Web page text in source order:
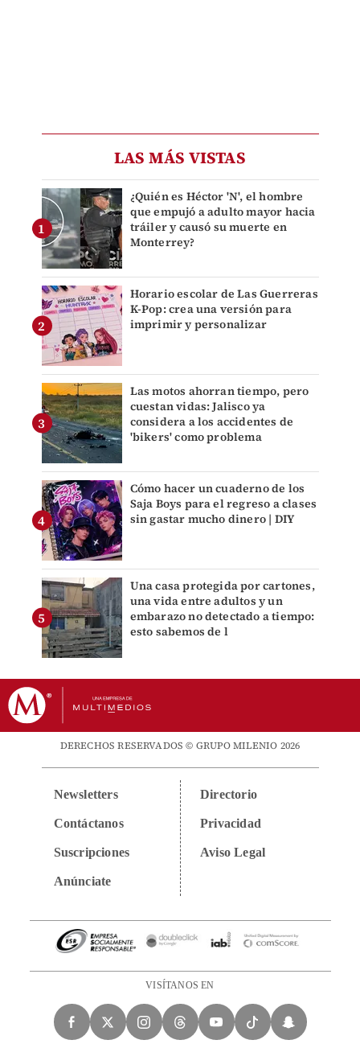
LAS MÁS VISTAS
¿Quién es Héctor 'N', el hombre
que empujó a adulto mayor hacia
tráiler y causó su muerte en
Monterrey?
Horario escolar de Las Guerreras
K-Pop: crea una versión para
imprimir y personalizar
Las motos ahorran tiempo, pero
cuestan vidas: Jalisco ya
considera a los accidentes de
'bikers' como problema
Cómo hacer un cuaderno de los
Saja Boys para el regreso a clases
sin gastar mucho dinero | DIY
Una casa protegida por cartones,
una vida entre adultos y un
embarazo no detectado a tiempo:
esto sabemos de l
DERECHOS RESERVADOS © GRUPO MILENIO 2026
Newsletters
Contáctanos
Suscripciones
Anúnciate
Directorio
Privacidad
Aviso Legal
VISÍTANOS EN